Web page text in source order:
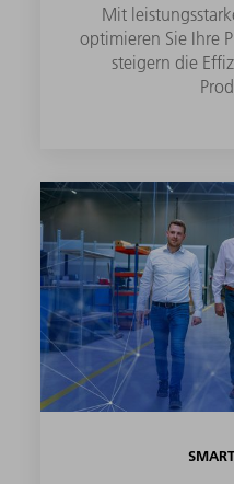
Mit
optimieren Sie Ihre
steigern die